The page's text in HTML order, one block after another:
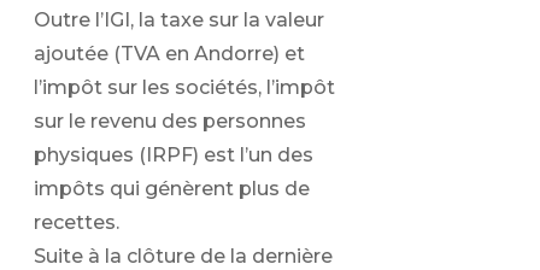
Outre l’IGI, la taxe sur la valeur
ajoutée (TVA en Andorre) et
l’impôt sur les sociétés, l’impôt
sur le revenu des personnes
physiques (IRPF) est l’un des
impôts qui génèrent plus de
recettes.
Suite à la clôture de la dernière